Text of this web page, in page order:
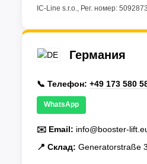
IC-Line s.r.o., Рег. номер:
Германия
📞 Телефон: +49 173 580
WhatsApp
✉️ Email: info@booster-
📍 Склад: Generatorstraße